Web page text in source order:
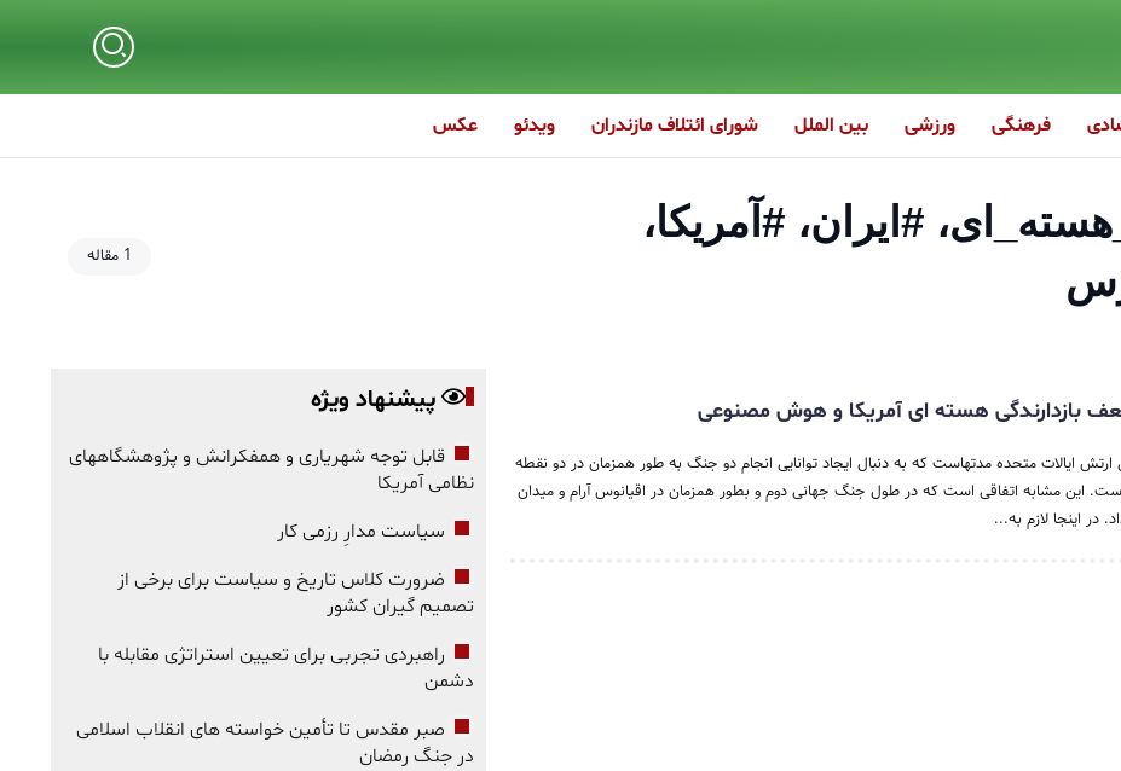
فرهنگی ورزشی بین الملل شورای ائتلاف مازندران ویدئو عکس
#ایران، #آمریکا،
1 مقاله
بازدارندگی هسته ای آمریکا و هوش مصنوعی
ایالات متحده مدتهاست که به دنبال ایجاد توانایی انجام دو جنگ به طور همزمان در دو نقطه
این مشابه اتفاقی است که در طول جنگ جهانی دوم و بطور همزمان در اقیانوس آرام و میدان
در اینجا لازم به...
پیشنهاد ویژه
قابل توجه شهریاری و همفکرانش و پژوهشگاههای
نظامی آمریکا
سیاست مدارِ رزمی کار
ضرورت کلاس تاریخ و سیاست برای برخی از
تصمیم گیران کشور
راهبردی تجربی برای تعیین استراتژی مقابله با
دشمن
صبر مقدس تا تأمین خواسته های انقلاب اسلامی
در جنگ رمضان